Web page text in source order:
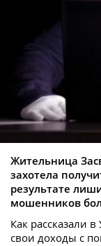
Жительница
захотела
результате
мошенников
Как рассказали
свои доходы с